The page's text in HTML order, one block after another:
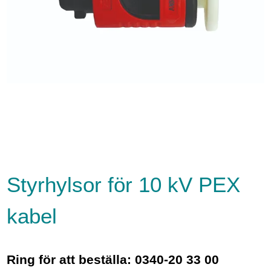
Styrhylsor för 10 kV PEX
kabel
Ring för att beställa: 0340-20 33 00